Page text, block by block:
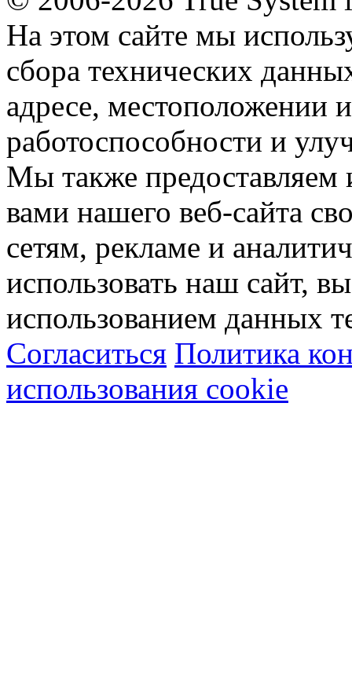
На этом сайте мы
сбора технических
адресе, местоположении
работоспособности и
Мы также
вами нашего веб-сайта
сетям, рекламе и
использовать наш сайт,
использованием данных
Согласиться Политика
использования cookie